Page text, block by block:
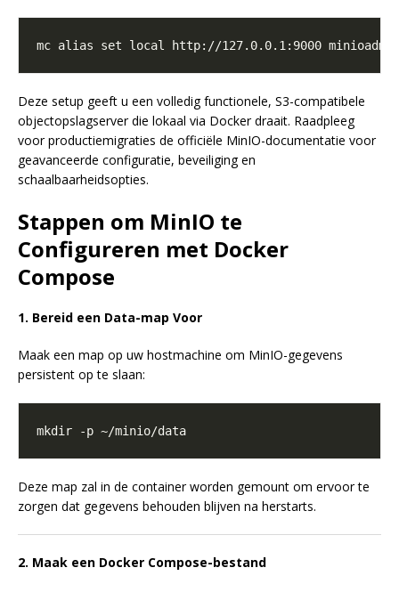
Deze setup geeft u een volledig functionele, S3-compatibele
objectopslagserver die lokaal via Docker draait. Raadpleeg
voor productiemigraties de officiële MinIO-documentatie voor
geavanceerde configuratie, beveiliging en
schaalbaarheidsopties.
Stappen om MinIO te
Configureren met Docker
Compose
1. Bereid een Data-map Voor
Maak een map op uw hostmachine om MinIO-gegevens
persistent op te slaan:
Deze map zal in de container worden gemount om ervoor te
zorgen dat gegevens behouden blijven na herstarts.
2. Maak een Docker Compose-bestand